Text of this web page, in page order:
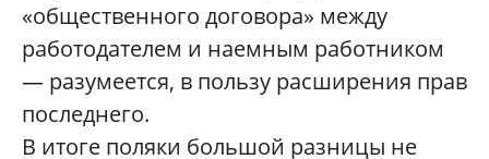
«общественного договора» между
работодателем и наемным работником
— разумеется, в пользу расширения прав
последнего.
В итоге поляки большой разницы не